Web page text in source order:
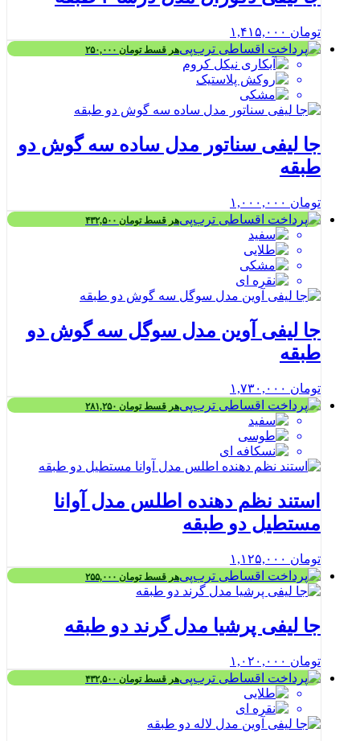
تومان
هر قسطتومان
جا لیفی سناتور مدل ساده سه گوش دو
طبقه
تومان
هر قسطتومان
جا لیفی آوین مدل سوگل سه گوش دو
طبقه
تومان
هر قسطتومان
استند نظم دهنده اطلس مدل آوانا
مستطیل دو طبقه
تومان
هر قسطتومان
جا لیفی پرشیا مدل گرند دو طبقه
تومان
هر قسطتومان